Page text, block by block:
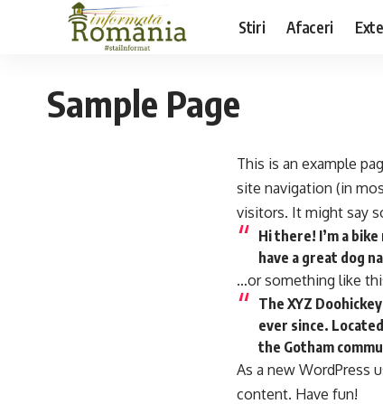
Stiri Afaceri
Sample Page
This is an example
site navigation (in
visitors. It might say
Hi there! I’m a
have a great dog
…or something like
The XYZ
ever since.
the Gotham
As a new WordPress
content. Have fun!